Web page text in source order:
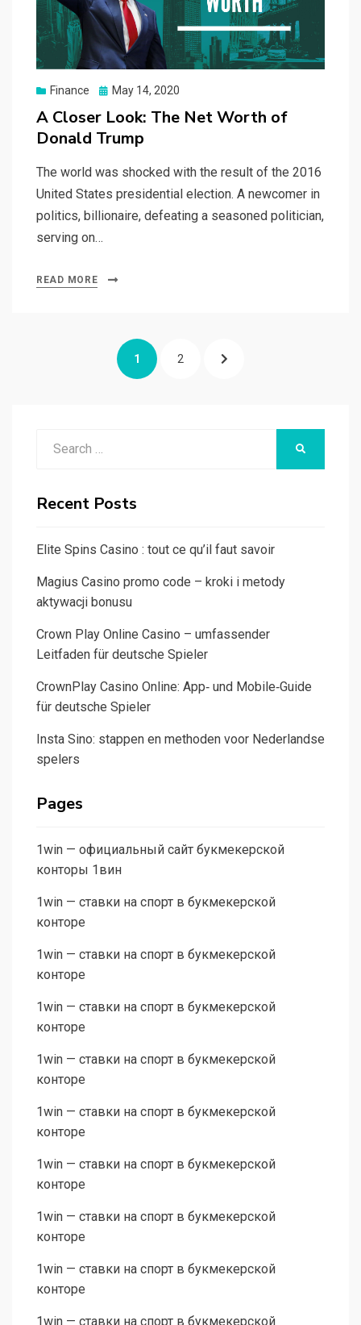
Finance
Posted
May 14, 2020
A Closer Look: The Net Worth of
Donald Trump
The world was shocked with the result of the 2016
United States presidential election. A newcomer in
politics, billionaire, defeating a seasoned politician,
serving on…
READ MORE
PAGE
1 PAGE
2 NEXT
Recent Posts
Elite Spins Casino : tout ce qu’il faut savoir
Magius Casino promo code – kroki i metody
aktywacji bonusu
Crown Play Online Casino – umfassender
Leitfaden für deutsche Spieler
CrownPlay Casino Online: App‑ und Mobile‑Guide
für deutsche Spieler
Insta Sino: stappen en methoden voor Nederlandse
spelers
Pages
1win — официальный сайт букмекерской
конторы 1вин
1win — ставки на спорт в букмекерской
конторе
1win — ставки на спорт в букмекерской
конторе
1win — ставки на спорт в букмекерской
конторе
1win — ставки на спорт в букмекерской
конторе
1win — ставки на спорт в букмекерской
конторе
1win — ставки на спорт в букмекерской
конторе
1win — ставки на спорт в букмекерской
конторе
1win — ставки на спорт в букмекерской
конторе
1win — ставки на спорт в букмекерской